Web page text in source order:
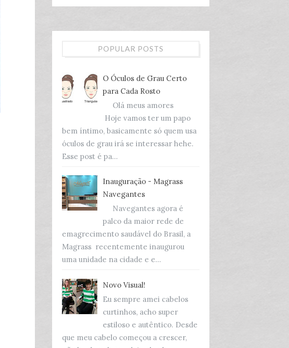
POPULAR POSTS
O Óculos de Grau Certo
para Cada Rosto
Olá meus amores
Hoje vamos ter um papo
bem íntimo, basicamente só quem usa
óculos de grau irá se interessar hehe.
Esse post é pa...
Inauguração - Magrass
Navegantes
Navegantes agora é
palco da maior rede de
emagrecimento saudável do Brasil, a
Magrass recentemente inaugurou
uma unidade na cidade e e...
Novo Visual!
Eu sempre amei cabelos
curtinhos, acho super
estiloso e autêntico. Desde
que meu cabelo começou a crescer,